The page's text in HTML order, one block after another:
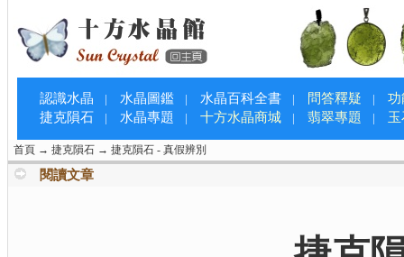
認識水晶 | 水晶圖鑑 | 水晶百科全書 | 問答釋疑 |
功
捷克隕石
| 水晶專題 | 十方水晶商城 | 翡翠專題 |
首頁 → 捷克隕石 → 捷克隕石 - 真假辨別
閱讀文章